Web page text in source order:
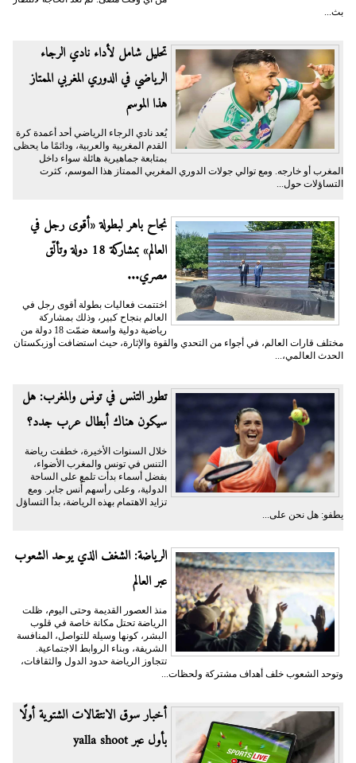
بث...
تحليل شامل لأداء نادي الرجاء
الرياضي في الدوري المغربي الممتاز
هذا الموسم
يُعد نادي الرجاء الرياضي أحد أعمدة كرة
القدم المغربية والعربية، ودائمًا ما يحظى
بمتابعة جماهيرية هائلة سواء داخل
المغرب أو خارجه. ومع توالي جولات الدوري المغربي الممتاز هذا الموسم، كثرت
التساؤلات حول...
نجاح باهر لبطولة «أقوى رجل في
العالم» بمشاركة 18 دولة وتألّق
مصري...
اختتمت فعاليات بطولة أقوى رجل في
العالم بنجاح كبير، وذلك بمشاركة
رياضية دولية واسعة ضمّت 18 دولة من
مختلف قارات العالم، في أجواء من التحدي والقوة والإثارة، حيث استضافت أوزبكستان
الحدث العالمي،...
تطور التنس في تونس والمغرب: هل
سيكون هناك أبطال عرب جدد؟
خلال السنوات الأخيرة، خطفت رياضة
التنس في تونس والمغرب الأضواء،
بفضل أسماء بدأت تلمع على الساحة
الدولية، وعلى رأسهم أُنس جابر. ومع
تزايد الاهتمام بهذه الرياضة، بدأ التساؤل
يطفو: هل نحن على...
الرياضة: الشغف الذي يوحد الشعوب
عبر العالم
منذ العصور القديمة وحتى اليوم، ظلت
الرياضة تحتل مكانة خاصة في قلوب
البشر، كونها وسيلة للتواصل، المنافسة
الشريفة، وبناء الروابط الاجتماعية.
تتجاوز الرياضة حدود الدول والثقافات،
وتوحد الشعوب خلف أهداف مشتركة ولحظات...
أخبار سوق الانتقالات الشتوية أولًا
بأول عبر yalla shoot